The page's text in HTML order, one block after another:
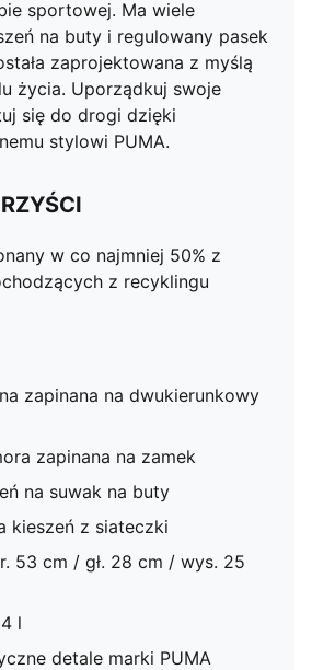
sportowej. Ma wiele
na buty i regulowany pasek
zaprojektowana z myślą
życia. Uporządkuj swoje
się do drogi dzięki
stylowi PUMA.
w co najmniej 50% z
z recyklingu
zapinana na dwukierunkowy
zapinana na zamek
na suwak na buty
kieszeń z siateczki
53 cm / gł. 28 cm / wys. 25
l
detale marki PUMA